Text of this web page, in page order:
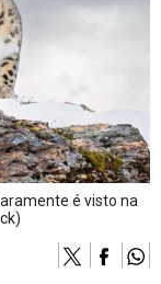
é visto na